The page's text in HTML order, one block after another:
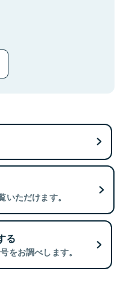
ただけます。
る
をお調べします。